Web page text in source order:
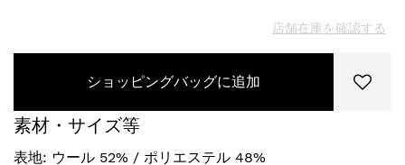
店舗在庫を確認する
ショッピングバッグに追加
素材・サイズ等
表地: ウール 52% / ポリエステル 48%